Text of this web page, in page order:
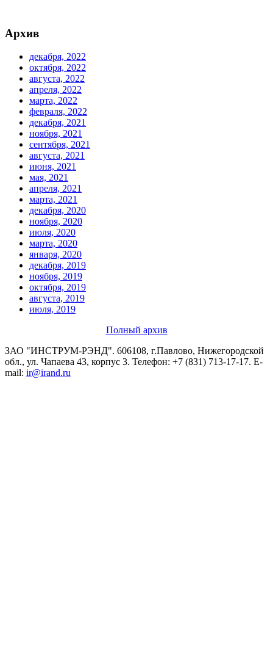
Архив
декабря, 2022
октября, 2022
августа, 2022
апреля, 2022
марта, 2022
февраля, 2022
декабря, 2021
ноября, 2021
сентября, 2021
августа, 2021
июня, 2021
мая, 2021
апреля, 2021
марта, 2021
декабря, 2020
ноября, 2020
июля, 2020
марта, 2020
января, 2020
декабря, 2019
ноября, 2019
октября, 2019
августа, 2019
июля, 2019
Полный архив
ЗАО "ИНСТРУМ-РЭНД". 606108, г.Павлово, Нижегородской
обл., ул. Чапаева 43, корпус 3. Телефон: +7 (831) 713-17-17. Е-
mail: ir@irand.ru